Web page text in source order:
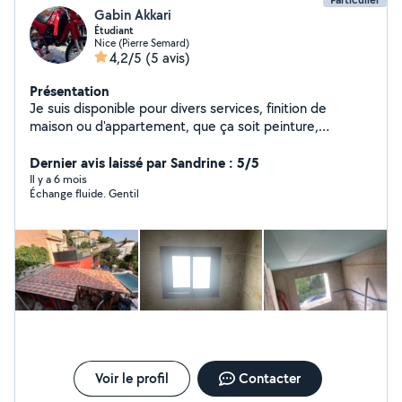
Gabin Akkari
Étudiant
Nice (Pierre Semard)
4,2/5 (5 avis)
Présentation
Je suis disponible pour divers services, finition de
maison ou d'appartement, que ça soit peinture,
entretien de jardin, je suis même disponible pour aider
ou garder vos enfants à faire leurs devoirs pour vous
parler, un peu plus de ma personne, j'ai été Scout guide
toute demande, n'hésitez pas!
Dernier avis laissé par Sandrine : 5/5
Il y a 6 mois
Échange fluide. Gentil
Voir le profil Contacter